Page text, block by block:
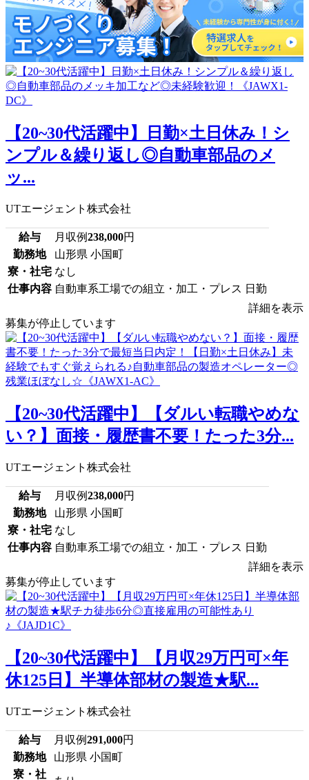
【20~30代活躍中】日勤×土日休み！シ
ンプル＆繰り返し◎自動車部品のメ
ッ...
UTエージェント株式会社
給与 月収例238,000円
勤務地
山形県 小国町
寮・社宅 なし
仕事内容 自動車系工場での組立・加工・プレス 日勤
詳細を表示
募集が停止しています
【20~30代活躍中】【ダルい転職やめな
い？】面接・履歴書不要！たった3分...
UTエージェント株式会社
給与 月収例238,000円
勤務地
山形県 小国町
寮・社宅 なし
仕事内容 自動車系工場での組立・加工・プレス 日勤
詳細を表示
募集が停止しています
【20~30代活躍中】【月収29万円可×年
休125日】半導体部材の製造★駅...
UTエージェント株式会社
給与 月収例291,000円
勤務地
山形県 小国町
寮・社